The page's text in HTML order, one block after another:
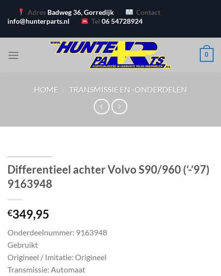
naar
Adres Badweg 36, Gorredijk
Contact
info@hunterparts.nl
Tel06 54728924
0
HOME / TRANSMISSIE EN -ONDERDELEN
Differentieel achter Volvo S90/960 (‘-’97)
9163948
€349,95
Onderdeelnummer: 9163948
Gebruikt
Origineel / Imitatie: Origineel
Transmissie: Automaat